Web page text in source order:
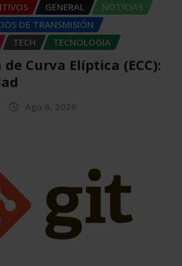
GENERAL
NOTICIAS
DE TRANSMISIÓN
TECH TECNOLOGÍA
Curva Elíptica (ECC):
Ago 6, 2026